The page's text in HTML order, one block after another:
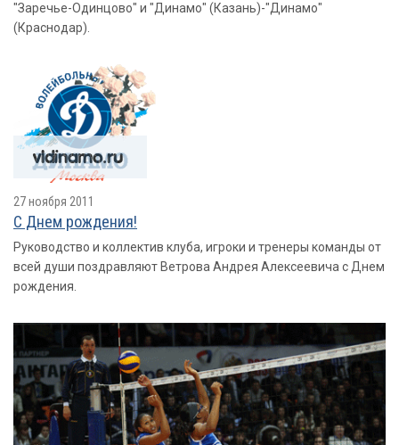
"Заречье-Одинцово" и "Динамо" (Казань)-"Динамо"
(Краснодар).
27 ноября 2011
С Днем рождения!
Руководство и коллектив клуба, игроки и тренеры команды от
всей души поздравляют Ветрова Андрея Алексеевича с Днем
рождения.